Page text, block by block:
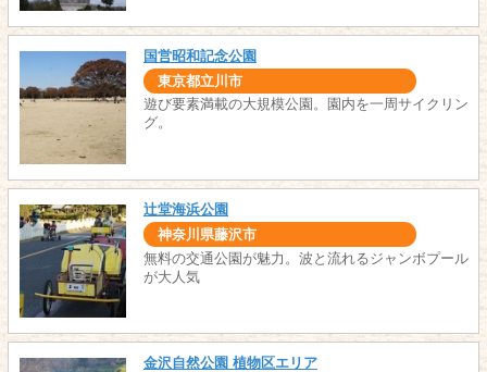
国営昭和記念公園
東京都立川市
遊び要素満載の大規模公園。園内を一周サイクリン
グ。
辻堂海浜公園
神奈川県藤沢市
無料の交通公園が魅力。波と流れるジャンボプール
が大人気
金沢自然公園 植物区エリア